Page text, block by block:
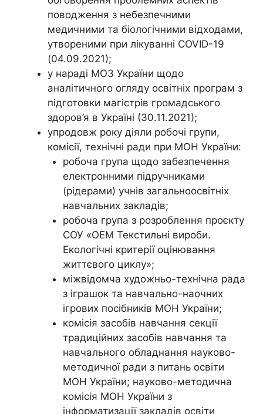
поводження з небезпечними
медичними та біологічними відходами,
утвореними при лікуванні COVID-19
(04.09.2021);
у нараді МОЗ України щодо
аналітичного огляду освітніх програм з
підготовки магістрів громадського
здоров’я в Україні (30.11.2021);
упродовж року діяли робочі групи,
комісії, технічні ради при МОН України:
робоча група щодо забезпечення
електронними підручниками
(рідерами) учнів загальноосвітніх
навчальних закладів;
робоча група з розроблення проєкту
СОУ «ОЕМ Текстильні вироби.
Екологічні критерії оцінювання
життєвого циклу»;
міжвідомча художньо-технічна рада
з іграшок та навчально-наочних
ігрових посібників МОН України;
комісія засобів навчання секції
традиційних засобів навчання та
навчального обладнання науково-
методичної ради з питань освіти
МОН України; науково-методична
комісія МОН України з
інформатизації закладів освіти